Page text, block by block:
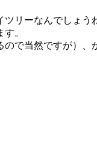
リーなんでしょう
。
で当然ですが）、